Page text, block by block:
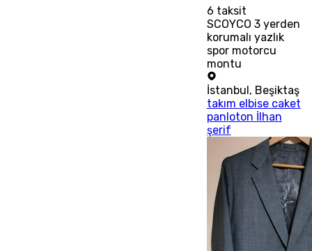
6 taksit
SCOYCO 3 yerden
korumalı yazlık
spor motorcu
montu
İstanbul , Beşiktaş
takım elbise caket
panloton İlhan
şerif